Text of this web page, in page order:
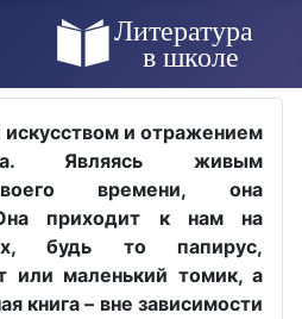
искусством и отражением
Являясь живым
времени, она
Она приходит к нам на
будь то папирус,
или маленький томик, а
книга – вне зависимости